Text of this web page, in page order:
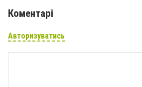
Коментарі
Авторизуватись